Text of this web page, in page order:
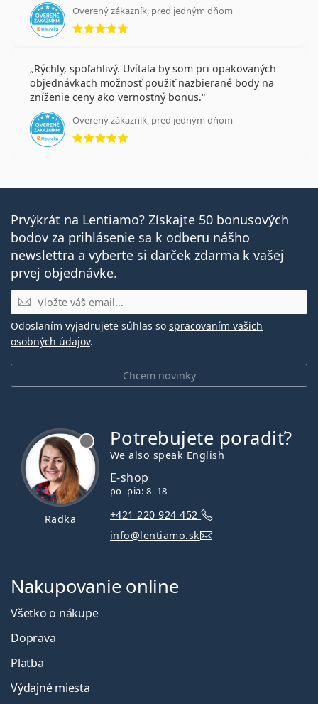
Overený zákazník, pred jedným dňom
hodnotenie 5 z 5
Rýchly, spoľahlivý. Uvítala by som pri opakovaných
objednávkach možnosť použiť nazbierané body na
zníženie ceny ako vernostný bonus.
Overený zákazník, pred jedným dňom
hodnotenie 5 z 5
Prvýkrát na Lentiamo? Získajte 50 bonusových
bodov za prihlásenie sa k odberu nášho
newslettra a vyberte si darček zdarma k vašej
prvej objednávke.
E-mail
Chcem novinky
Odoslaním vyjadrujete súhlas so spracovaním vašich
osobných údajov.
Radka
Potrebujete poradiť?
We also speak English
E-shop
po–pia: 8–18
+421 220 924 452
info@lentiamo.sk
Nakupovanie online
Všetko o nákupe
Doprava
Platba
Výdajné miesta